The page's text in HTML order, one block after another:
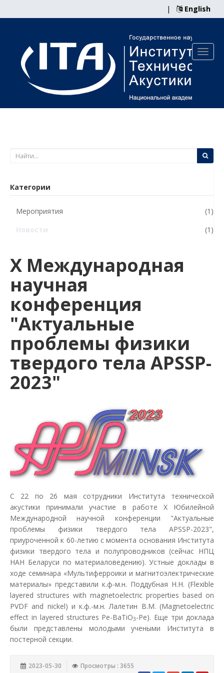
| English
Категории
Мероприятия
(1)
Новости
(1)
Х Международная
научная
конференция
"Актуальные
проблемы физики
твердого тела APSSP-
2023"
С 22 по 26 мая сотрудники Института технической
акустики принимали участие в работе Х Юбилейной
Международной научной конференции "Актуальные
проблемы физики твердого тела APSSP-2023",
приуроченной к 60-летию с момента основания Института
физики твердого тела и полупроводников (сейчас НПЦ
НАН Беларуси по материаловедению). Устные доклады в
ходе семинара «Мультиферроики и магнитоэлектрические
материалы» представили к.ф-м.н. Поддубная Н.Н. (Flexible
layered structures with magnetoelectric properties based on
PVDF and nickel) и к.ф.-м.н. Лалетин В.М. (Magnetoelectric
effect in layered structures Pe-BaTiO3-Pe). Еще три доклада
были представлены молодыми учеными Института в
постерной секции.
2023-05-30 Просмотры : 3655